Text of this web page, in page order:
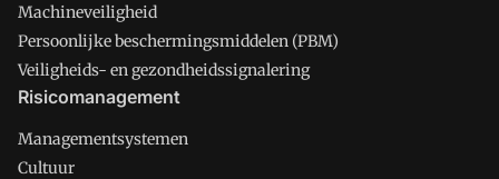
Machineveiligheid
Persoonlijke beschermingsmiddelen (PBM)
Veiligheids- en gezondheidssignalering
Risicomanagement
Managementsystemen
Cultuur